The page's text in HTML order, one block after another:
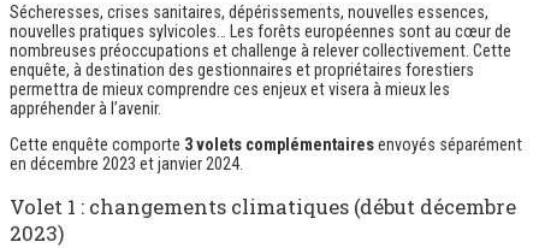
Sécheresses, crises sanitaires, dépérissements, nouvelles essences,
nouvelles pratiques sylvicoles… Les forêts européennes sont au cœur de
nombreuses préoccupations et challenge à relever collectivement. Cette
enquête, à destination des gestionnaires et propriétaires forestiers
permettra de mieux comprendre ces enjeux et visera à mieux les
appréhender à l’avenir.
Cette enquête comporte 3 volets complémentairesenvoyés séparément
en décembre 2023 et janvier 2024.
Volet 1 : changements climatiques (début décembre
2023)